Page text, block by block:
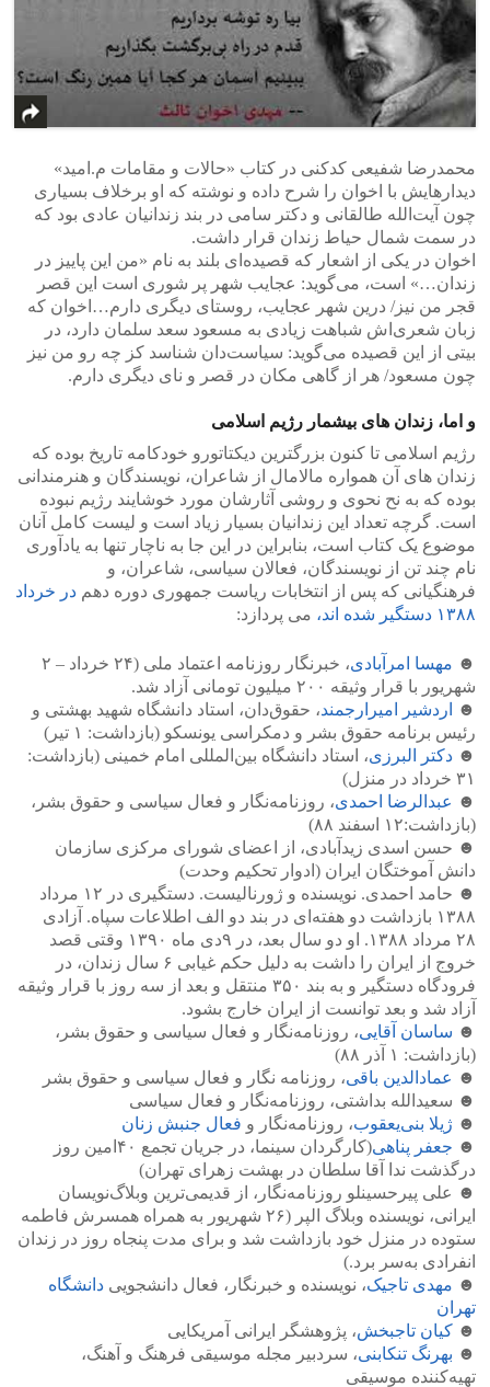
محمدرضا شفیعی کدکنی در کتاب «حالات و مقامات م.امید»
دیدار‌هایش با اخوان را شرح داده و نوشته که او برخلاف بسیاری
چون آیت‌الله طالقانی و دکتر سامی در بند زندانیان عادی بود که
در سمت شمال حیاط زندان قرار داشت.
اخوان در یکی از اشعار که قصیده‌ای بلند به نام «من این پاییز در
زندان…» است، می‌گوید: عجایب شهر پر شوری است این قصر
قجر من نیز/ درین شهر عجایب، روستای دیگری دارم…اخوان که
زبان شعری‌اش شباهت زیادی به مسعود سعد سلمان دارد، در
بیتی از این قصیده می‌گوید: سیاست‌دان شناسد کز چه رو من نیز
چون مسعود/ هر از گاهی مکان در قصر و نای دیگری دارم.
و اما، زندان های بیشمار رژیم اسلامی
رژیم اسلامی تا کنون بزرگترین دیکتاتورو خودکامه تاریخ بوده که
زندان های آن همواره مالامال از شاعران، نویسندگان و هنرمندانی
بوده که به نح نحوی و روشی آثارشان مورد خوشایند رژیم نبوده
است. گرچه تعداد این زندانیان بسیار زیاد است و لیست کامل آنان
موضوع یک کتاب است، بنابراین در این جا به ناچار تنها به یادآوری
نام چند تن از نویسندگان، فعالان سیاسی، شاعران، و
فرهنگیانی که پس از انتخابات ریاست جمهوری دوره دهم در خرداد
۱۳۸۸ دستگیر شده اند،
می پردازد:
☻ مهسا امرآبادی
، خبرنگار روزنامه اعتماد ملی (۲۴ خرداد – ۲
شهریور با قرار وثیقه ۲۰۰ میلیون تومانی آزاد شد.
☻
اردشیر امیرارجمند، حقوق‌دان، استاد دانشگاه شهید بهشتی و
رئیس برنامه حقوق بشر و دمکراسی یونسکو (بازداشت: ۱ تیر)
☻ دکتر البرزی، استاد دانشگاه بین‌المللی امام خمینی (بازداشت:
۳۱ خرداد در منزل)
☻ عبدالرضا احمدی، روزنامه‌نگار و فعال سیاسی و حقوق بشر،
(بازداشت:۱۲ اسفند ۸۸)
☻ حسن اسدی زیدآبادی، از اعضای شورای مرکزی سازمان
دانش آموختگان ایران (ادوار تحکیم وحدت)
☻ حامد احمدی. نویسنده و ژورنالیست. دستگیری در ۱۲ مرداد
۱۳۸۸ بازداشت دو هفته‌ای در بند دو الف اطلاعات سپاه. آزادی
۲۸ مرداد ۱۳۸۸. او دو سال بعد، در ۹دی ماه ۱۳۹۰ وقتی قصد
خروج از ایران را داشت به دلیل حکم غیابی ۶ سال زندان، در
فرودگاه دستگیر و به بند ۳۵۰ منتقل و بعد از سه روز با قرار وثیقه
آزاد شد و بعد توانست از ایران خارج بشود.
☻ ساسان آقایی، روزنامه‌نگار و فعال سیاسی و حقوق بشر،
(بازداشت: ۱ آذر ۸۸)
☻ عمادالدین باقی، روزنامه نگار و فعال سیاسی و حقوق بشر
☻ سعیدالله بداشتی، روزنامه‌نگار و فعال سیاسی
☻ ژیلا بنی‌یعقوب، روزنامه‌نگار و فعال جنبش زنان
☻ جعفر پناهی
(کارگردان سینما، در جریان تجمع ۴۰امین روز
درگذشت ندا آقا سلطان در بهشت زهرای تهران)
☻ علی پیرحسینلو روزنامه‌نگار، از قدیمی‌ترین وبلاگ‌نویسان
ایرانی، نویسنده وبلاگ الپر (۲۶ شهریور به همراه همسرش فاطمه
ستوده در منزل خود بازداشت شد و برای مدت پنجاه روز در زندان
انفرادی به‌سر برد.)
☻ مهدی تاجیک، نویسنده و خبرنگار، فعال دانشجویی دانشگاه
تهران
☻ کیان تاجبخش، پژوهشگر ایرانی آمریکایی
☻ بهرنگ تنکابنی، سردبیر مجله موسیقی فرهنگ و آهنگ،
تهیه‌کننده موسیقی